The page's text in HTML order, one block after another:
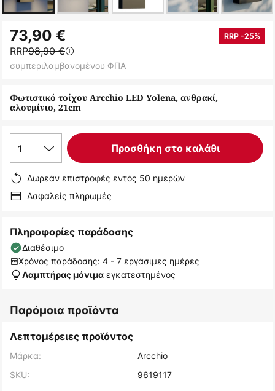
στην
αρχή
της
εικόνων
Φωτιστικό τοίχου Arcchio LED Yolena, ανθρακί,
αλουμίνιο, 21cm
73,90 € RRP -25%
RRP98,90 €
συμπεριλαμβανομένου ΦΠΑ
1 Προσθήκη στο καλάθι
Δωρεάν επιστροφές εντός 50 ημερών
Ασφαλείς πληρωμές
Πληροφορίες παράδοσης
Διαθέσιμο
Χρόνος παράδοσης: 4 - 7 εργάσιμες ημέρες
Λαμπτήρας μόνιμα εγκατεστημένος
Παρόμοια προϊόντα
Λεπτομέρειες προϊόντος
Μάρκα:
Arcchio
SKU:
9619117